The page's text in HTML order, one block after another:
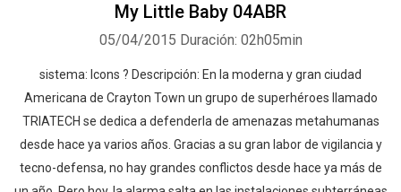
My Little Baby 04ABR
05/04/2015 Duración: 02h05min
sistema: Icons ? Descripción: En la moderna y gran ciudad
Americana de Crayton Town un grupo de superhéroes llamado
TRIATECH se dedica a defenderla de amenazas metahumanas
desde hace ya varios años. Gracias a su gran labor de vigilancia y
tecno-defensa, no hay grandes conflictos desde hace ya más de